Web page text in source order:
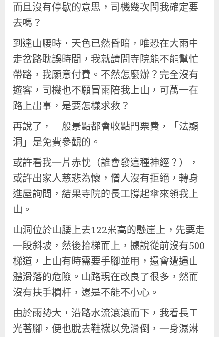
而且沒有停歇的意思，司機幾次問我確定要
去嗎？
到達山腰時，天色已然昏暗，唯恐在大雨中
走岔路耽誤時間，我就請問寺院能不能幫忙
帶路，我願意付費。不然怎麼辦？完全沒有
遊客，司機也不願冒雨陪我上山，可萬一在
路上出事，是要怎樣求救？
再說了，一般景點都會收點門票費，「法顯
洞」是免費參觀的。
或許看我一片赤忱（誰會發這種神經？），
或許出家人慈悲為懷，僧人沒有拒絕，轉身
進屋詢問，結果寺院的長工撐起傘來領我上
山。
山洞位於山腰上去122米高的懸崖上，先要走
一段斜坡，然後拾梯而上，據說從前沒有500
梯道，上山有時需要手腳並用，還會遭遇山
體滑落的危險。山路現在改良了很多，然而
沒有扶手欄杆，還是不能不小心。
由於雨勢大，沿路水流滾滾而下，我看長工
光著腳，便也脫去鞋襪以免滑倒，一身濕淋